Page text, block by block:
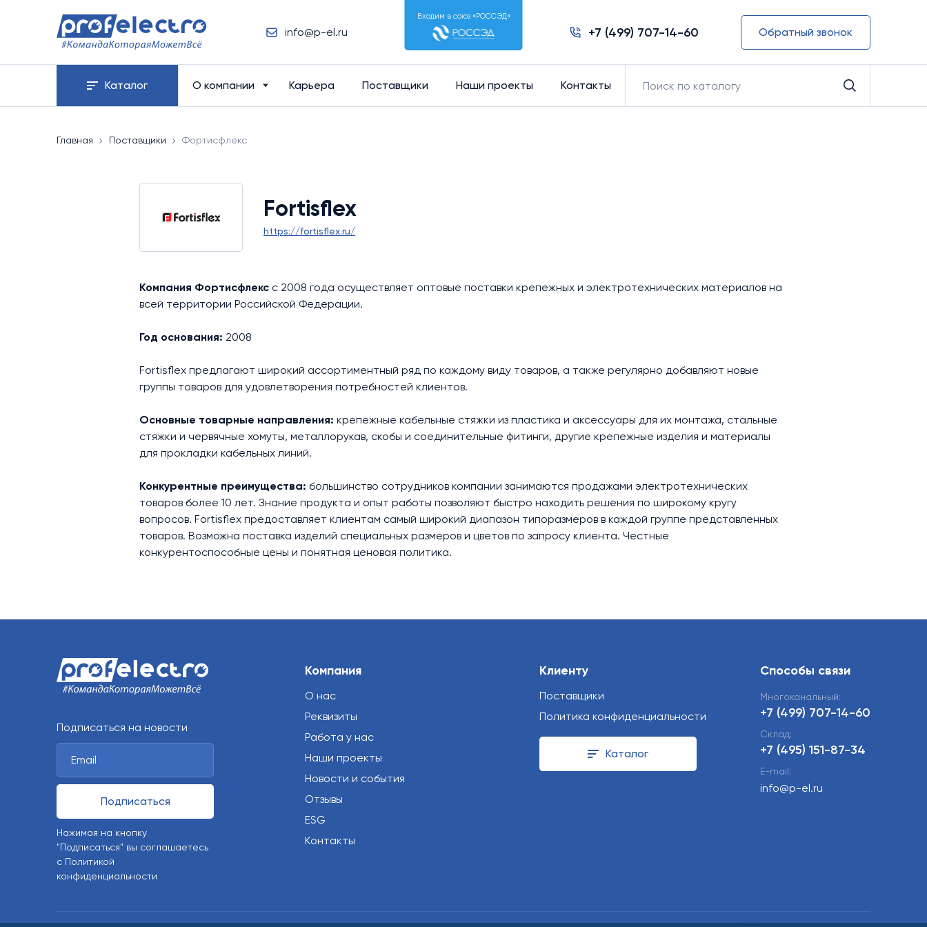
Входим в союз «РОССЭД»
info@p-el.ru +7 (499) 707-14-60 Обратный звонок
Каталог О компании Карьера Поставщики Наши проекты Контакты
Главная Поставщики Фортисфлекс
Fortisflex
https://fortisflex.ru/
Компания Фортисфлекс с 2008 года осуществляет оптовые поставки крепежных и электротехнических материалов на
всей территории Российской Федерации.
Год основания: 2008
Fortisflex предлагают широкий ассортиментный ряд по каждому виду товаров, а также регулярно добавляют новые
группы товаров для удовлетворения потребностей клиентов.
Основные товарные направления: крепежные кабельные стяжки из пластика и аксессуары для их монтажа, стальные
стяжки и червячные хомуты, металлорукав, скобы и соединительные фитинги, другие крепежные изделия и материалы
для прокладки кабельных линий.
Конкурентные преимущества: большинство сотрудников компании занимаются продажами электротехнических
товаров более 10 лет. Знание продукта и опыт работы позволяют быстро находить решения по широкому кругу
вопросов. Fortisflex предоставляет клиентам самый широкий диапазон типоразмеров в каждой группе представленных
товаров. Возможна поставка изделий специальных размеров и цветов по запросу клиента. Честные
конкурентоспособные цены и понятная ценовая политика.
Подписаться на новости
Подписаться
Нажимая на кнопку
"Подписаться" вы соглашаетесь
с Политикой
конфиденциальности
Компания
О нас
Реквизиты
Работа у нас
Наши проекты
Новости и события
Отзывы
ESG
Контакты
Клиенту
Поставщики
Политика конфиденциальности
Каталог
Способы связи
Многоканальный:
+7 (499) 707-14-60
Склад:
+7 (495) 151-87-34
E-mail:
info@p-el.ru